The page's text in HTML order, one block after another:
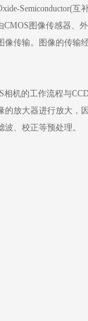
CMOS图像传感器、
传输。图像的传输
相机的工作流程与
的放大器进行放大，
、校正等预处理。